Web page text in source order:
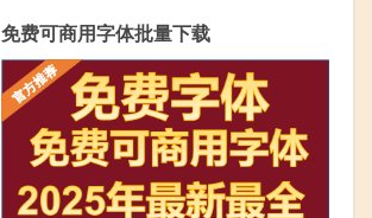
免费可商用字体批量下载